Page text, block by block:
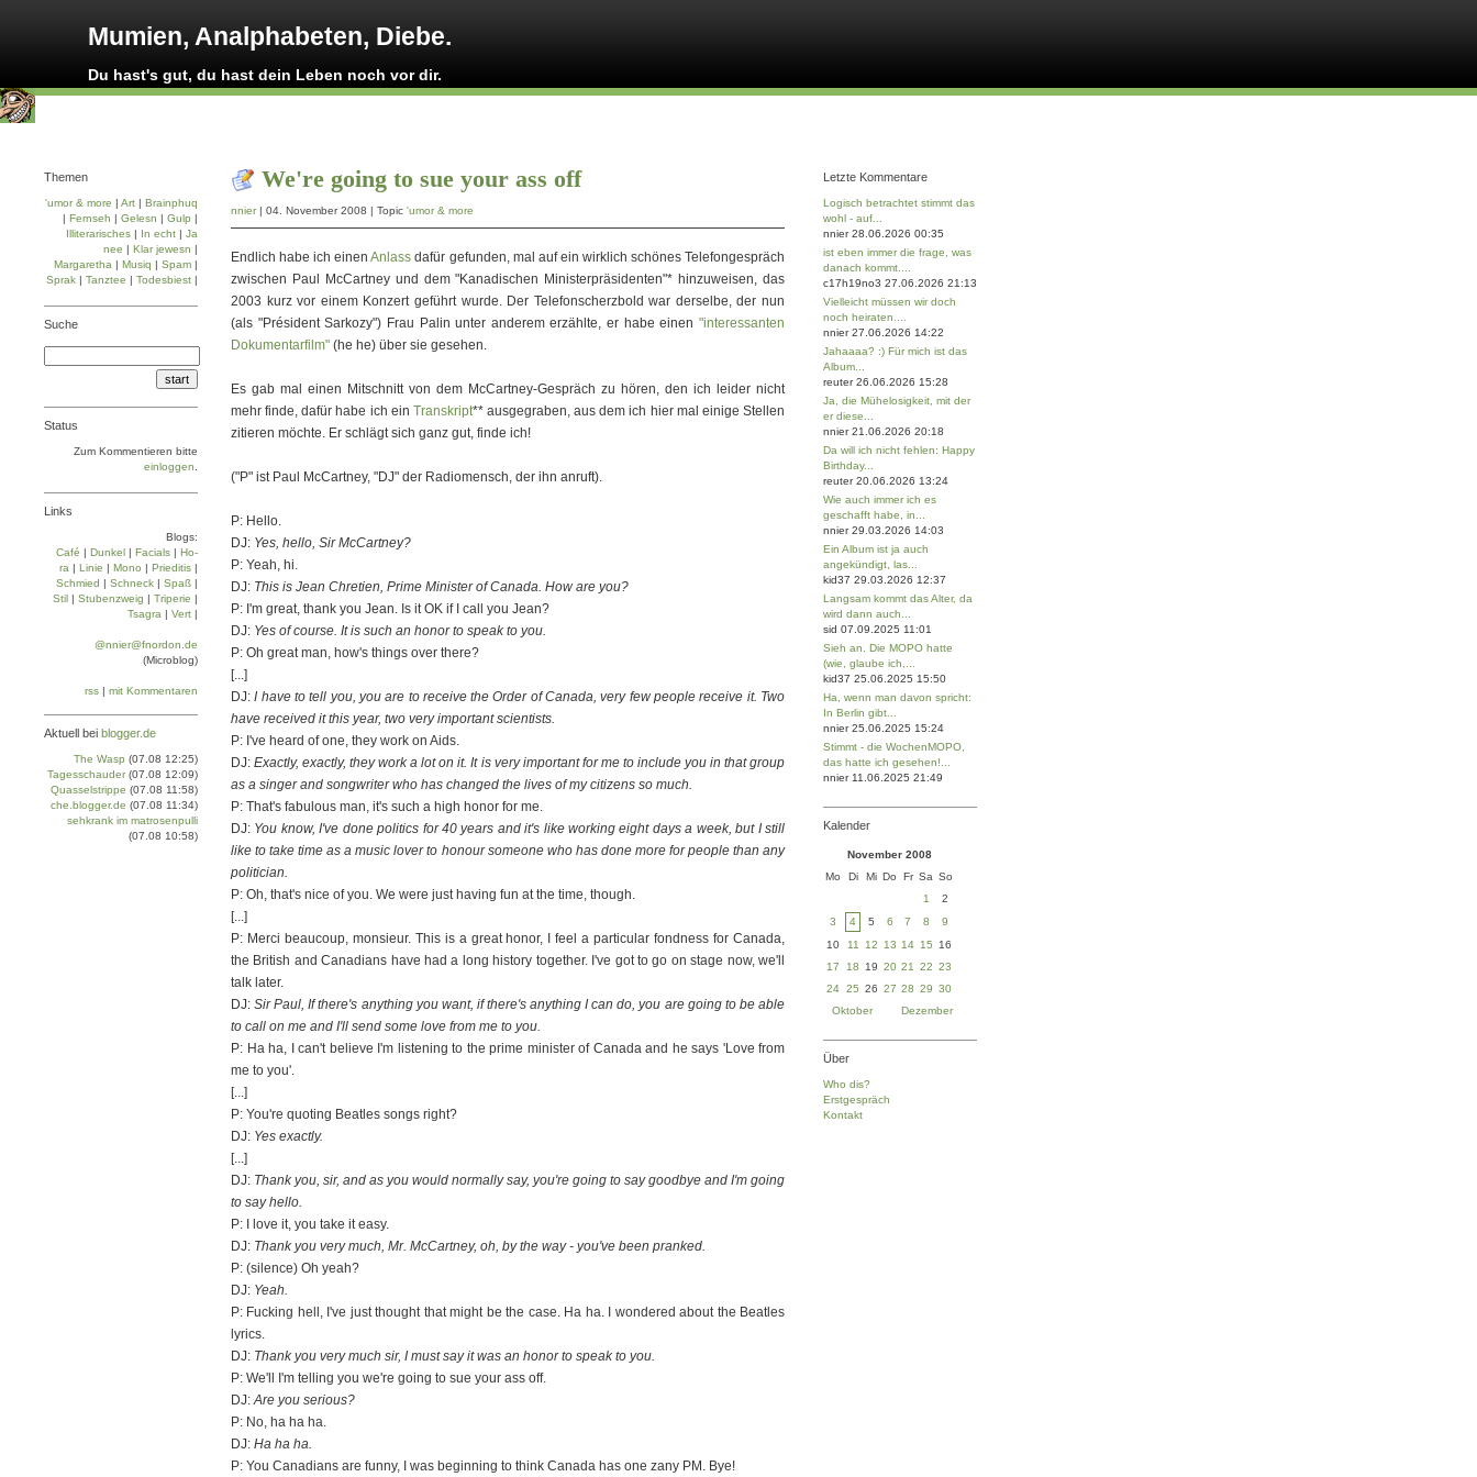
Mumien, Analphabeten, Diebe.
Du hast's gut, du hast dein Leben noch vor dir.
We're going to sue your ass off
nnier| 04. November 2008 | Topic 'umor & more
Endlich habe ich einen Anlass dafür gefunden, mal auf ein wirklich schönes Telefongespräch
zwischen Paul McCartney und dem "Kanadischen Ministerpräsidenten"* hinzuweisen, das
2003 kurz vor einem Konzert geführt wurde. Der Telefonscherzbold war derselbe, der nun
(als "Président Sarkozy") Frau Palin unter anderem erzählte, er habe einen "interessanten
Dokumentarfilm" (he he) über sie gesehen.
Es gab mal einen Mitschnitt von dem McCartney-Gespräch zu hören, den ich leider nicht
mehr finde, dafür habe ich ein Transkript** ausgegraben, aus dem ich hier mal einige Stellen
zitieren möchte. Er schlägt sich ganz gut, finde ich!
("P" ist Paul McCartney, "DJ" der Radiomensch, der ihn anruft).
P: Hello.
DJ: Yes, hello, Sir McCartney?
P: Yeah, hi.
DJ: This is Jean Chretien, Prime Minister of Canada. How are you?
P: I'm great, thank you Jean. Is it OK if I call you Jean?
DJ: Yes of course. It is such an honor to speak to you.
P: Oh great man, how's things over there?
[...]
DJ:I have to tell you, you are to receive the Order of Canada, very few people receive it. Two
have received it this year, two very important scientists.
P: I've heard of one, they work on Aids.
DJ:Exactly, exactly, they work a lot on it. It is very important for me to include you in that group
as a singer and songwriter who has changed the lives of my citizens so much.
P: That's fabulous man, it's such a high honor for me.
DJ: You know, I've done politics for 40 years and it's like working eight days a week, but I still
like to take time as a music lover to honour someone who has done more for people than any
politician.
P: Oh, that's nice of you. We were just having fun at the time, though.
[...]
P: Merci beaucoup, monsieur. This is a great honor, I feel a particular fondness for Canada,
the British and Canadians have had a long history together. I've got to go on stage now, we'll
talk later.
DJ:Sir Paul, If there's anything you want, if there's anything I can do, you are going to be able
to call on me and I'll send some love from me to you.
P: Ha ha, I can't believe I'm listening to the prime minister of Canada and he says 'Love from
me to you'.
[...]
P: You're quoting Beatles songs right?
DJ: Yes exactly.
[...]
DJ: Thank you, sir, and as you would normally say, you're going to say goodbye and I'm going
to say hello.
P: I love it, you take it easy.
DJ: Thank you very much, Mr. McCartney, oh, by the way - you've been pranked.
P: (silence) Oh yeah?
DJ: Yeah.
P: Fucking hell, I've just thought that might be the case. Ha ha. I wondered about the Beatles
lyrics.
DJ: Thank you very much sir, I must say it was an honor to speak to you.
P: We'll I'm telling you we're going to sue your ass off.
DJ:Are you serious?
P: No, ha ha ha.
DJ: Ha ha ha.
P: You Canadians are funny, I was beginning to think Canada has one zany PM. Bye!
Themen
'umor & more | Art | Brainphuq
| Fernseh | Gelesn | Gulp |
Illiterarisches | In echt | Ja
nee | Klar jewesn |
Margaretha | Musiq | Spam |
Sprak | Tanztee | Todesbiest |
Suche
Status
Zum Kommentieren bitte
einloggen
Links
Blogs:
Café | Dun­kel | Facials | Ho­
ra | Linie | Mo­no | Prie­di­tis |
Schmied | Schneck | Spaß |
Stil | Stu­ben­zweig | Tri­pe­rie |
Tsa­gra | Vert |
@nnier@fnordon.de
(Microblog)
rss | mit Kommentaren
Aktuell bei blogger.de
The Wasp (07.08 12:25)
Tagesschauder (07.08 12:09)
Quasselstrippe (07.08 11:58)
che.blogger.de (07.08 11:34)
sehkrank im matrosenpulli
(07.08 10:58)
Letzte Kommentare
Logisch betrachtet stimmt das
wohl - auf...
nnier 28.06.2026 00:35
ist eben immer die frage, was
danach kommt....
c17h19no3 27.06.2026 21:13
Vielleicht müssen wir doch
noch heiraten....
nnier 27.06.2026 14:22
Jahaaaa? :) Für mich ist das
Album...
reuter 26.06.2026 15:28
Ja, die Mühelosigkeit, mit der
er diese...
nnier 21.06.2026 20:18
Da will ich nicht fehlen: Happy
Birthday...
reuter 20.06.2026 13:24
Wie auch immer ich es
geschafft habe, in...
nnier 29.03.2026 14:03
Ein Album ist ja auch
angekündigt, las...
kid37 29.03.2026 12:37
Langsam kommt das Alter, da
wird dann auch...
sid 07.09.2025 11:01
Sieh an. Die MOPO hatte
(wie, glaube ich,...
kid37 25.06.2025 15:50
Ha, wenn man davon spricht:
In Berlin gibt...
nnier 25.06.2025 15:24
Stimmt - die WochenMOPO,
das hatte ich gesehen!...
nnier 11.06.2025 21:49
Kalender
November 2008
Mo
Di Mi Do Fr Sa So
1
2
3
4 5 6 7 8
9
10
11 12 13 14 15
16
17
18 19 20 21 22 23
24 25 26 27 28 29 30
Oktober
Dezember
Über
Who dis?
Erstgespräch
Kontakt